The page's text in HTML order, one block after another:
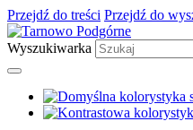
Przejdź do treści Przejdź do
Wyszukiwarka